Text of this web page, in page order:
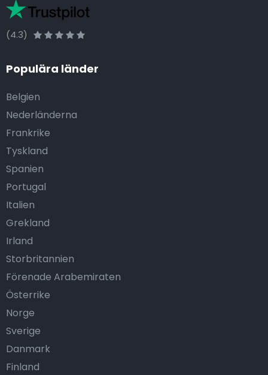
(4.3)
Populära länder
Belgien
Nederländerna
Frankrike
Tyskland
Spanien
Portugal
Italien
Grekland
Irland
Storbritannien
Förenade Arabemiraten
Österrike
Norge
Sverige
Danmark
Finland